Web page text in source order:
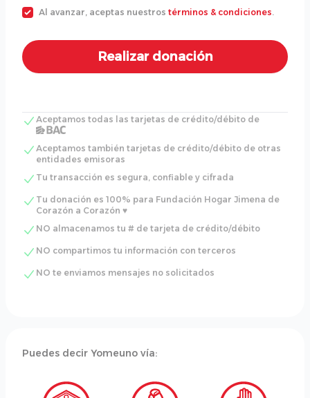
Al avanzar, aceptas nuestros términos & condiciones.
Aceptamos todas las tarjetas de crédito/débito de
Aceptamos también tarjetas de crédito/débito de otras
entidades emisoras
Tu transacción es segura, confiable y cifrada
Tu donación es 100% para Fundación Hogar Jimena de
Corazón a Corazón ♥
NO almacenamos tu # de tarjeta de crédito/débito
NO compartimos tu información con terceros
NO te enviamos mensajes no solicitados
Puedes decir Yomeuno vía: